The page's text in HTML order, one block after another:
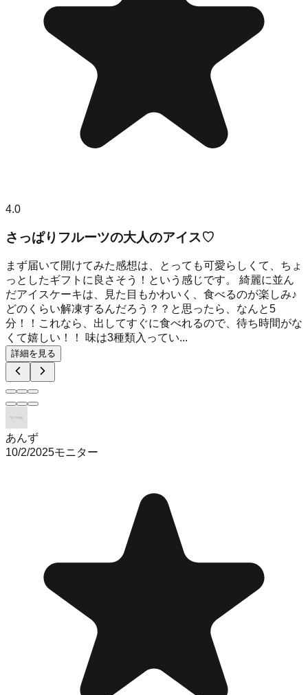
4.0
さっぱりフルーツの大人のアイス♡
まず届いて開けてみた感想は、とっても可愛らしくて、ちょ
っとしたギフトに良さそう！という感じです。 綺麗に並ん
だアイスケーキは、見た目もかわいく、食べるのが楽しみ♪
どのくらい解凍するんだろう？？と思ったら、なんと5
分！！これなら、出してすぐに食べれるので、待ち時間がな
くて嬉しい！！ 味は3種類入ってい...
詳細を見る
あんず
10/2/2025モニター